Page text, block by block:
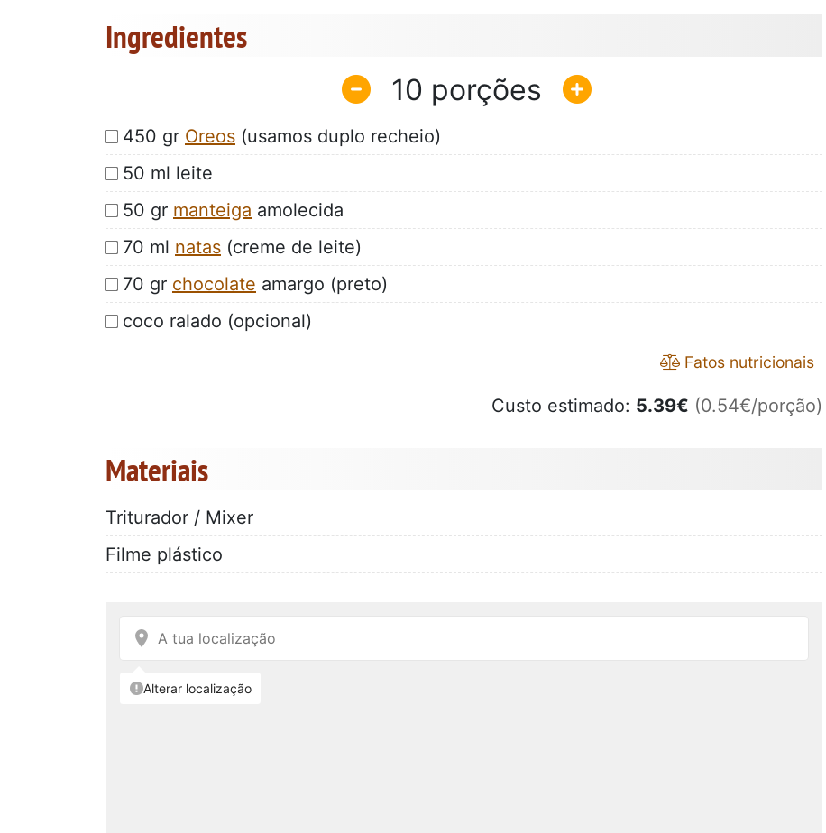
Ingredientes
10
450 gr Oreos (usamos duplo recheio)
50 ml leite
50 gr manteiga amolecida
70 ml natas (creme de leite)
70 gr chocolate amargo (preto)
coco ralado (opcional)
Fatos nutricionais
Custo estimado: 5.39€ (0.54€/porção)
Materiais
Triturador / Mixer
Filme plástico